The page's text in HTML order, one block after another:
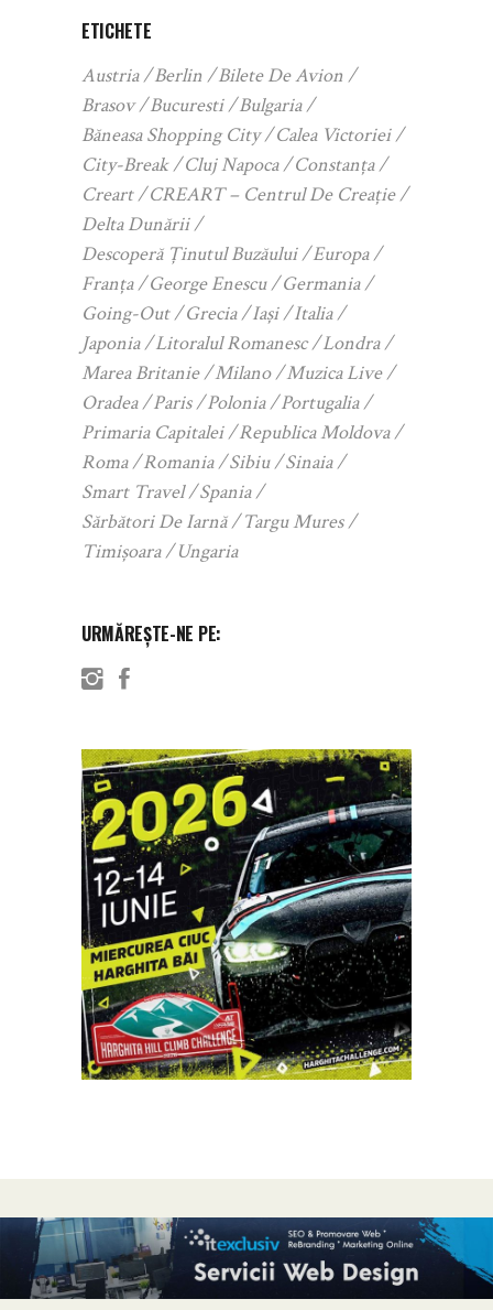
ETICHETE
Austria Berlin
Bilete De Avion
Brasov
Bucuresti
Bulgaria
Băneasa Shopping City
Calea Victoriei
City-Break
Cluj Napoca
Constanța
Creart
CREART – Centrul De Creație
Delta Dunării
Descoperă Ținutul Buzăului
Europa
Franța
George Enescu
Germania
Going-Out
Grecia Iași
Italia
Japonia
Litoralul Romanesc
Londra
Marea Britanie
Milano
Muzica Live
Oradea
Paris Polonia
Portugalia
Primaria Capitalei
Republica Moldova
Roma
Romania Sibiu
Sinaia
Smart Travel
Spania
Sărbători De Iarnă
Targu Mures
Timișoara
Ungaria
URMĂREȘTE-NE PE: